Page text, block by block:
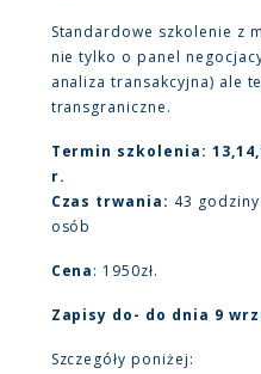
Standardowe szkolenie z
nie tylko o panel
analiza transakcyjna) ale
transgraniczne.
Termin szkolenia:
r.
Czas trwania: 43
osób
Cena: 1950zł.
Zapisy do- do dnia 9
Szczegóły poniżej: